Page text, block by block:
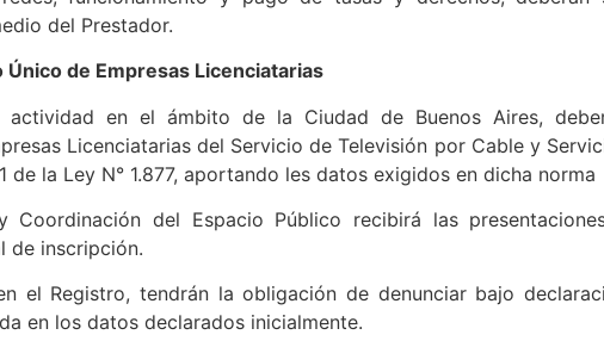
del Prestador.
de Empresas Licenciatarias
actividad en el ámbito de la Ciudad de Buenos Aires,
Licenciatarias del Servicio de Televisión por Cable y
la Ley N° 1.877, aportando les datos exigidos en dicha norma
Coordinación del Espacio Público recibirá las
de inscripción.
el Registro, tendrán la obligación de denunciar bajo
en los datos declarados inicialmente.